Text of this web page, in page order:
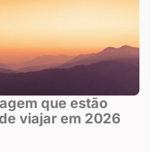
que estão
viajar em 2026